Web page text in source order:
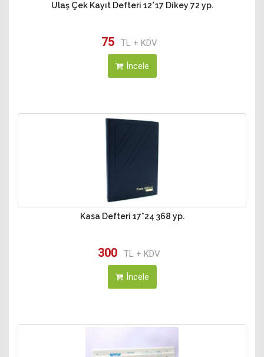
Ulaş Çek Kayıt Defteri 12*17 Dikey 72 yp.
75 TL + KDV
İncele
Kasa Defteri 17*24 368 yp.
300 TL + KDV
İncele